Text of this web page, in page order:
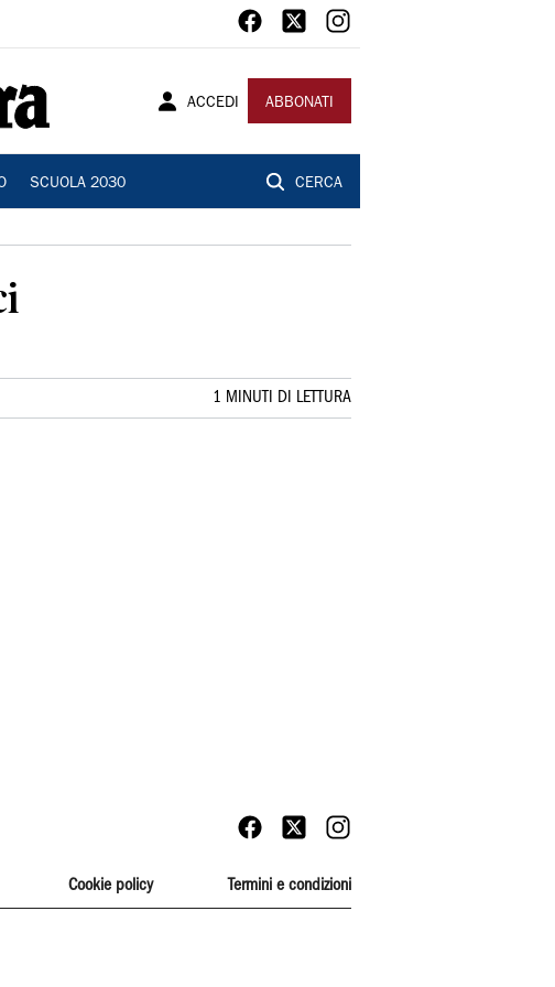
ACCEDI ABBONATI
SCUOLA 2030 CERCA
1 MINUTI DI LETTURA
Cookie policy Termini e condizioni